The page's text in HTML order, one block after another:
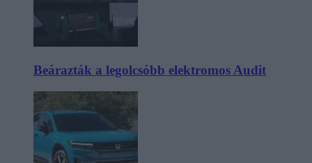
Beárazták a legolcsóbb elektromos Audit